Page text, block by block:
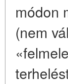
módon
(nem